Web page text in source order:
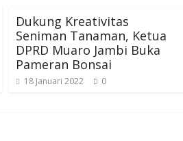
Dukung Kreativitas
Seniman Tanaman, Ketua
DPRD Muaro Jambi Buka
Pameran Bonsai
18 Januari 2022 0